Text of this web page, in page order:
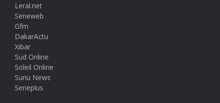
Leral.net
Seneweb
Gfm
DakarActu
Xibar
Sud Online
Soleil Online
Sunu News
Seneplus